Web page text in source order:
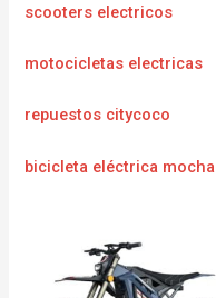
scooters electricos
motocicletas electricas
repuestos citycoco
bicicleta eléctrica mocha